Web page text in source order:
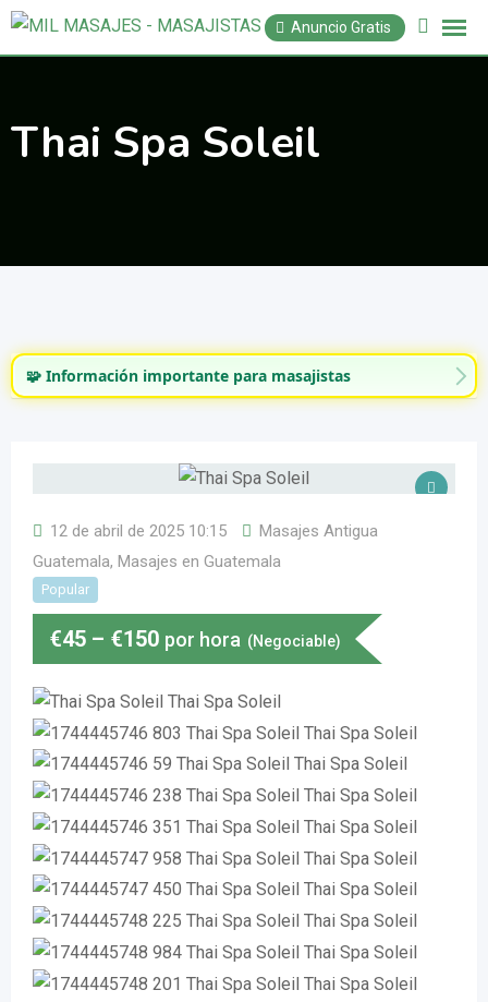
Saltar
Anuncio Gratis
Thai Spa Soleil
🧩 Información importante para masajistas
12 de abril de 2025 10:15
Masajes Antigua
Guatemala, Masajes en Guatemala
Popular
€45 – €150 por hora (Negociable)